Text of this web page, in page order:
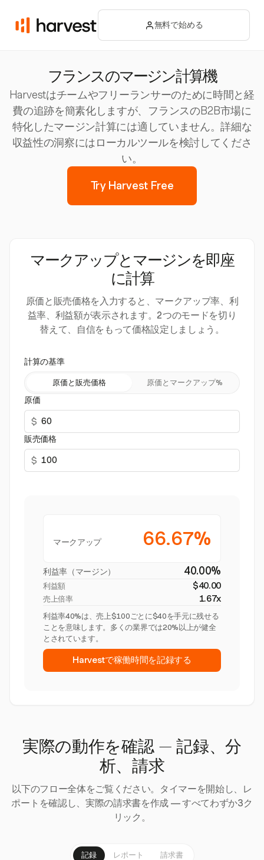
無料で始める
フランスのマージン計算機
Harvestはチームやフリーランサーのために時間と経
費の追跡を簡素化しますが、フランスのB2B市場に
特化したマージン計算には適していません。詳細な
収益性の洞察にはローカルツールを検討してくださ
い。
Try Harvest Free
マークアップとマージンを即座
に計算
原価と販売価格を入力すると、マークアップ率、利
益率、利益額が表示されます。2つのモードを切り
替えて、自信をもって価格設定しましょう。
計算の基準
原価と販売価格 原価とマークアップ%
原価
$
販売価格
$
マークアップ 66.67%
利益率（マージン） 40.00%
利益額 $40.00
売上倍率 1.67x
利益率40%は、売上$100ごとに$40を手元に残せる
ことを意味します。多くの業界では20%以上が健全
とされています。
Harvestで稼働時間を記録する
実際の動作を確認 — 記録、分
析、請求
以下のフロー全体をご覧ください。タイマーを開始し、レ
ポートを確認し、実際の請求書を作成 — すべてわずか3ク
リック。
記録 レポート 請求書